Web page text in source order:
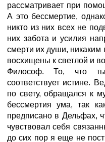
рассматривает при
А это бессмертие,
никто из них всех не
них забота и усилия
смерти их души,
восхищены к светлой и
Философ. То, что
соответствует истине.
по свету, обращался к
бессмертия ума, так
предписано в Дельфах,
чувствовал себя
до сих пор я еще не